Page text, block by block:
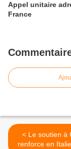
Appel unitaire
France
< Le soutien à Cuba se
renforce en Italie